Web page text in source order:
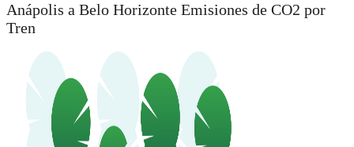
Anápolis a Belo Horizonte Emisiones de CO2 por
Tren